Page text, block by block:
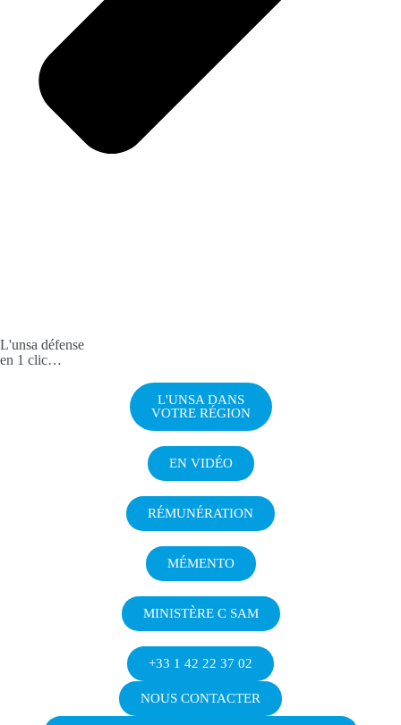
L'unsa défense
en 1 clic…
L'UNSA DANS
VOTRE RÉGION
EN VIDÉO
RÉMUNÉRATION
MÉMENTO
MINISTÈRE C SAM
+33 1 42 22 37 02
NOUS CONTACTER